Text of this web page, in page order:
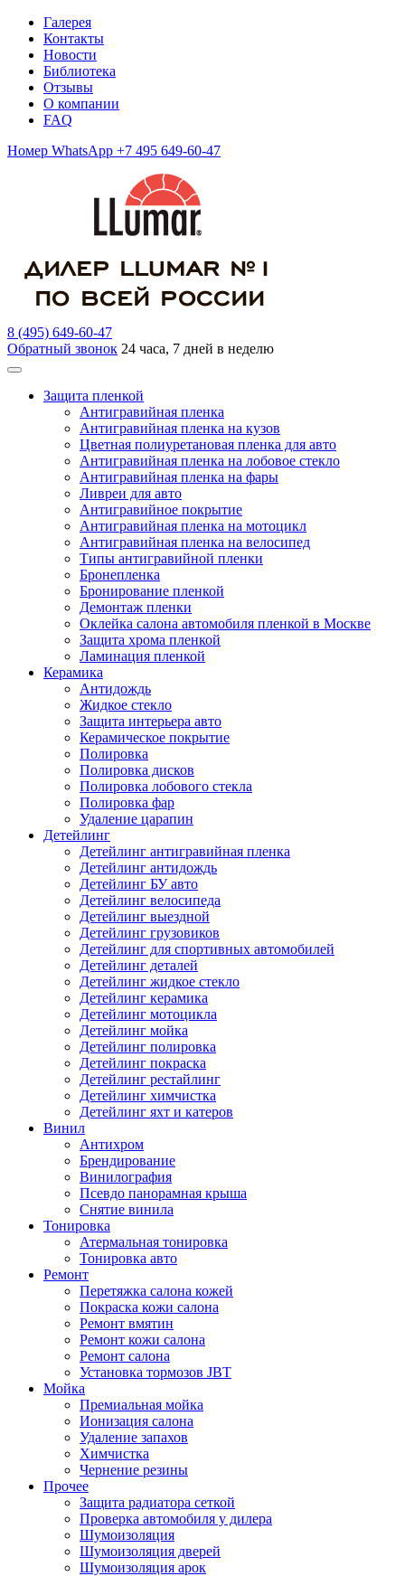
Галерея
Контакты
Новости
Библиотека
Отзывы
О компании
FAQ
Номер WhatsApp +7 495 649-60-47
8 (495) 649-60-47
Обратный звонок 24 часа, 7 дней в неделю
Защита пленкой
Антигравийная пленка
Антигравийная пленка на кузов
Цветная полиуретановая пленка для авто
Антигравийная пленка на лобовое стекло
Антигравийная пленка на фары
Ливреи для авто
Антигравийное покрытие
Антигравийная пленка на мотоцикл
Антигравийная пленка на велосипед
Типы антигравийной пленки
Бронепленка
Бронирование пленкой
Демонтаж пленки
Оклейка салона автомобиля пленкой в Москве
Защита хрома пленкой
Ламинация пленкой
Керамика
Антидождь
Жидкое стекло
Защита интерьера авто
Керамическое покрытие
Полировка
Полировка дисков
Полировка лобового стекла
Полировка фар
Удаление царапин
Детейлинг
Детейлинг антигравийная пленка
Детейлинг антидождь
Детейлинг БУ авто
Детейлинг велосипеда
Детейлинг выездной
Детейлинг грузовиков
Детейлинг для спортивных автомобилей
Детейлинг деталей
Детейлинг жидкое стекло
Детейлинг керамика
Детейлинг мотоцикла
Детейлинг мойка
Детейлинг полировка
Детейлинг покраска
Детейлинг рестайлинг
Детейлинг химчистка
Детейлинг яхт и катеров
Винил
Антихром
Брендирование
Винилография
Псевдо панорамная крыша
Снятие винила
Тонировка
Атермальная тонировка
Тонировка авто
Ремонт
Перетяжка салона кожей
Покраска кожи салона
Ремонт вмятин
Ремонт кожи салона
Ремонт салона
Установка тормозов JBT
Мойка
Премиальная мойка
Ионизация салона
Удаление запахов
Химчистка
Чернение резины
Прочее
Защита радиатора сеткой
Проверка автомобиля у дилера
Шумоизоляция
Шумоизоляция дверей
Шумоизоляция арок